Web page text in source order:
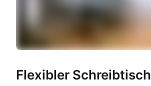
Flexibler Schreibtisch